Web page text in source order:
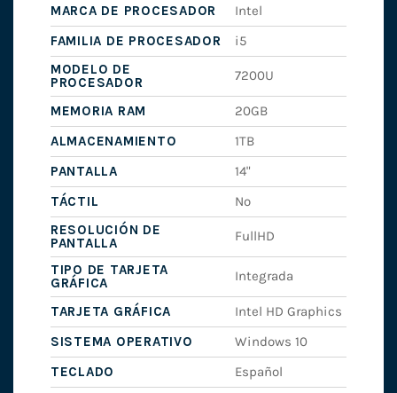
MARCA DE PROCESADOR
Intel
FAMILIA DE PROCESADOR
i5
MODELO DE
PROCESADOR
7200U
MEMORIA RAM
20GB
ALMACENAMIENTO
1TB
PANTALLA
14"
TÁCTIL
No
RESOLUCIÓN DE
PANTALLA
FullHD
TIPO DE TARJETA
GRÁFICA
Integrada
TARJETA GRÁFICA
Intel HD Graphics
SISTEMA OPERATIVO
Windows 10
TECLADO
Español